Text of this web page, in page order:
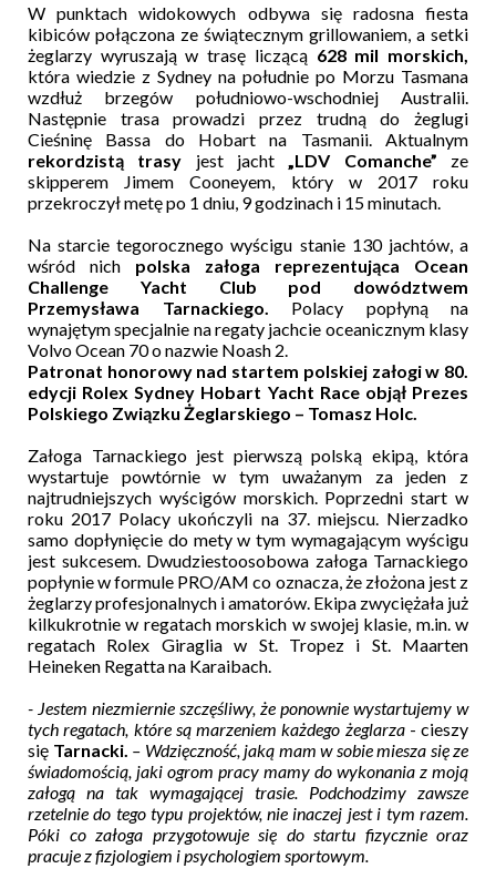
W punktach widokowych odbywa się radosna fiesta
kibiców połączona ze świątecznym grillowaniem, a setki
żeglarzy wyruszająw trasę liczącą 628 mil morskich,
która wiedzie z Sydney na południe po Morzu Tasmana
wzdłuż brzegów południowo-wschodniej Australii.
Następnie trasa prowadzi przez trudną do żeglugi
Cieśninę Bassa do Hobartna Tasmanii.
Aktualnym
rekordzistą trasy jest jacht „LDV Comanche” ze
skipperem Jimem Cooneyem , który w 2017 roku
przekroczył metę po 1 dniu, 9 godzinach i 15 minutach.
Na starcie tegorocznego wyścigu stanie 130 jachtów, a
wśród nich
polska załoga reprezentująca Ocean
Challenge Yacht Club pod dowództwem
Przemysława Tarnackiego.
Polacy popłyną na
wynajętym specjalnie na regaty jachcie oceanicznym klasy
Volvo Ocean 70 o nazwie Noash 2.
Patronat honorowy nad startem polskiej załogi w 80.
edycji Rolex Sydney Hobart Yacht Race objął Prezes
Polskiego Związku Żeglarskiego – Tomasz Holc.
Załoga Tarnackiego jest pierwszą polską ekipą, która
wystartuje powtórnie w tym uważanym za jeden z
najtrudniejszych wyścigów morskich. Poprzedni start w
roku 2017 Polacy ukończyli na 37. miejscu. Nierzadko
samo dopłynięcie do mety w tym wymagającym wyścigu
jest sukcesem. Dwudziestoosobowa załoga Tarnackiego
popłynie w formule PRO/AM co oznacza, że złożona jest z
żeglarzy profesjonalnych i amatorów. Ekipa zwyciężała już
kilkukrotnie w regatach morskich w swojej klasie, m.in. w
regatach Rolex Giraglia w St. Tropez i St. Maarten
Heineken Regatta na Karaibach.
- Jestem niezmiernie szczęśliwy, że ponownie wystartujemy w
tych regatach, które są marzeniem każdego żeglarza - cieszy
się Tarnacki. – Wdzięczność, jaką mam w sobie miesza się ze
świadomością, jaki ogrom pracy mamy do wykonania z moją
załogą na tak wymagającej trasie. Podchodzimy zawsze
rzetelnie do tego typu projektów, nie inaczej jest i tym razem.
Póki co załoga przygotowuje się do startu fizycznie oraz
pracuje z fizjologiem i psychologiem sportowym.